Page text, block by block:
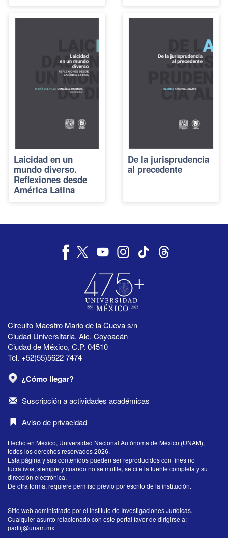
Laicidad en un
mundo diverso.
Reflexiones desde
América Latina
De la jurisprudencia
al precedente
Circuito Maestro Mario de la Cueva s/n
Ciudad Universitaria, Alc. Coyoacán
Ciudad de México, C.P. 04510
Tel. +52(55)5622 7474
¿Cómo llegar?
Suscripción a actividades académicas
Aviso de privacidad
Hecho en México, Universidad Nacional Autónoma de México (UNAM),
todos los derechos reservados 2026.
Esta página y sus contenidos pueden ser reproducidos con fines no
lucrativos, siempre y cuando no se mutile, se cite la fuente completa y su
dirección electrónica.
De otra forma, requiere permiso previo por escrito de la institución.
Sitio web administrado por el Instituto de Investigaciones Jurídicas.
Cualquier asunto relacionado con este portal favor de dirigirse a:
padiij@unam.mx